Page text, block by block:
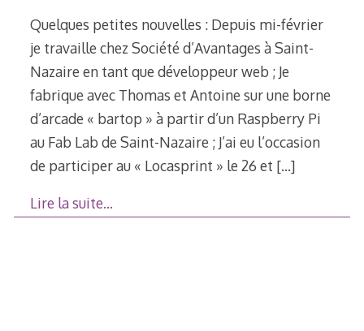
Quelques petites nouvelles : Depuis mi-février
je travaille chez Société d’Avantages à Saint-
Nazaire en tant que développeur web ; Je
fabrique avec Thomas et Antoine sur une borne
d’arcade « bartop » à partir d’un Raspberry Pi
au Fab Lab de Saint-Nazaire ; J’ai eu l’occasion
de participer au « Locasprint » le 26 et […]
Lire la suite…